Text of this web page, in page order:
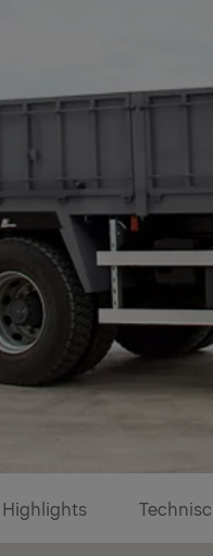
Highlights